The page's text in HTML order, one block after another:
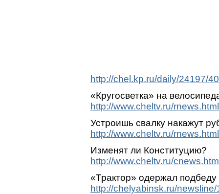
http://chel.kp.ru/daily/24197/
«Кругосветка» на
http://www.cheltv.ru/
Устроишь свалку накажут
http://www.cheltv.ru/
Изменят ли Конституцию?
http://www.cheltv.ru/
«Трактор» одержал
http://chelyabinsk.ru/